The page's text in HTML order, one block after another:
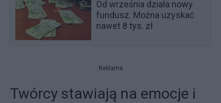
Od września działa nowy
fundusz. Można uzyskać
nawet 8 tys. zł
Reklama
Twórcy stawiają na emocje i